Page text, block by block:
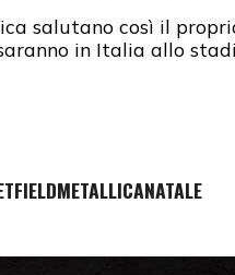
salutano così il
in Italia allo
METALLICANATALE